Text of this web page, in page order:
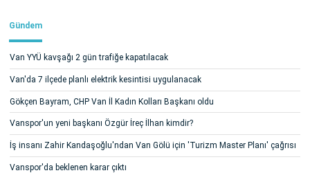
Gündem
Van YYÜ kavşağı 2 gün trafiğe kapatılacak
Van'da 7 ilçede planlı elektrik kesintisi uygulanacak
Gökçen Bayram, CHP Van İl Kadın Kolları Başkanı oldu
Vanspor'un yeni başkanı Özgür İreç İlhan kimdir?
İş insanı Zahir Kandaşoğlu'ndan Van Gölü için 'Turizm Master Planı' çağrısı
Vanspor'da beklenen karar çıktı